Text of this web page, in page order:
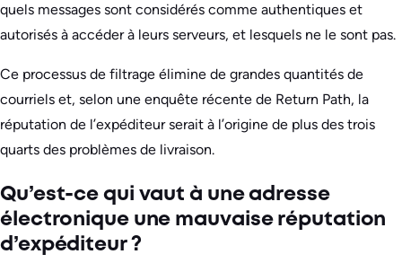
quels messages sont considérés comme authentiques et
autorisés à accéder à leurs serveurs, et lesquels ne le sont pas.
Ce processus de filtrage élimine de grandes quantités de
courriels et, selon une enquête récente de Return Path, la
réputation de l’expéditeur serait à l’origine de plus des trois
quarts des problèmes de livraison.
Qu’est-ce qui vaut à une adresse
électronique une mauvaise réputation
d’expéditeur ?